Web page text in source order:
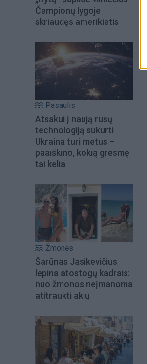
Čempionų lygoje
skriaudęs amerikietis
Pasaulis
Atsakui į naują rusų
technologiją sukurti
Ukraina turi metus –
paaiškino, kokią grėsmę
tai kelia
Žmonės
Šarūnas Jasikevičius
lepina atostogų kadrais:
nuo žmonos neįmanoma
atitraukti akių